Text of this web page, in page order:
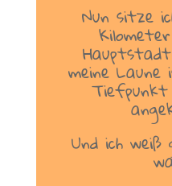
Nun sitze
meine
Tiefpunkt
Und ich